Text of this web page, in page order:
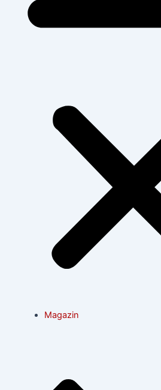
Magazin